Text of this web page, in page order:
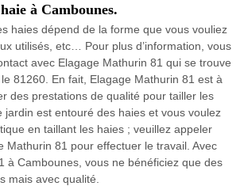
à Cambounes.
haies dépend de la forme que vous vouliez
utilisés, etc… Pour plus d’information, vous
avec Elagage Mathurin 81 qui se trouve
81260. En fait, Elagage Mathurin 81 est à
des prestations de qualité pour tailler les
jardin est entouré des haies et vous voulez
en taillant les haies ; veuillez appeler
Mathurin 81 pour effectuer le travail. Avec
à Cambounes, vous ne bénéficiez que des
mais avec qualité.